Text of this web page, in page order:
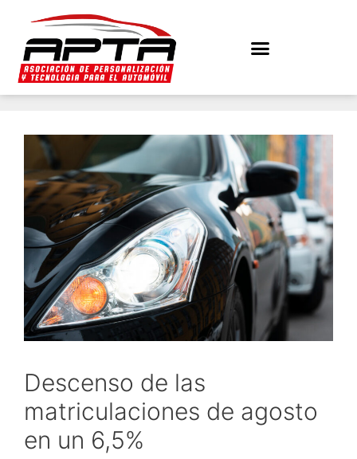
Descenso de las
matriculaciones de agosto
en un 6,5%